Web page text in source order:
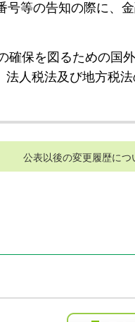
号等の告知の際に、
確保を図るための国
人税法及び地方税
公表以後の変更履歴につ